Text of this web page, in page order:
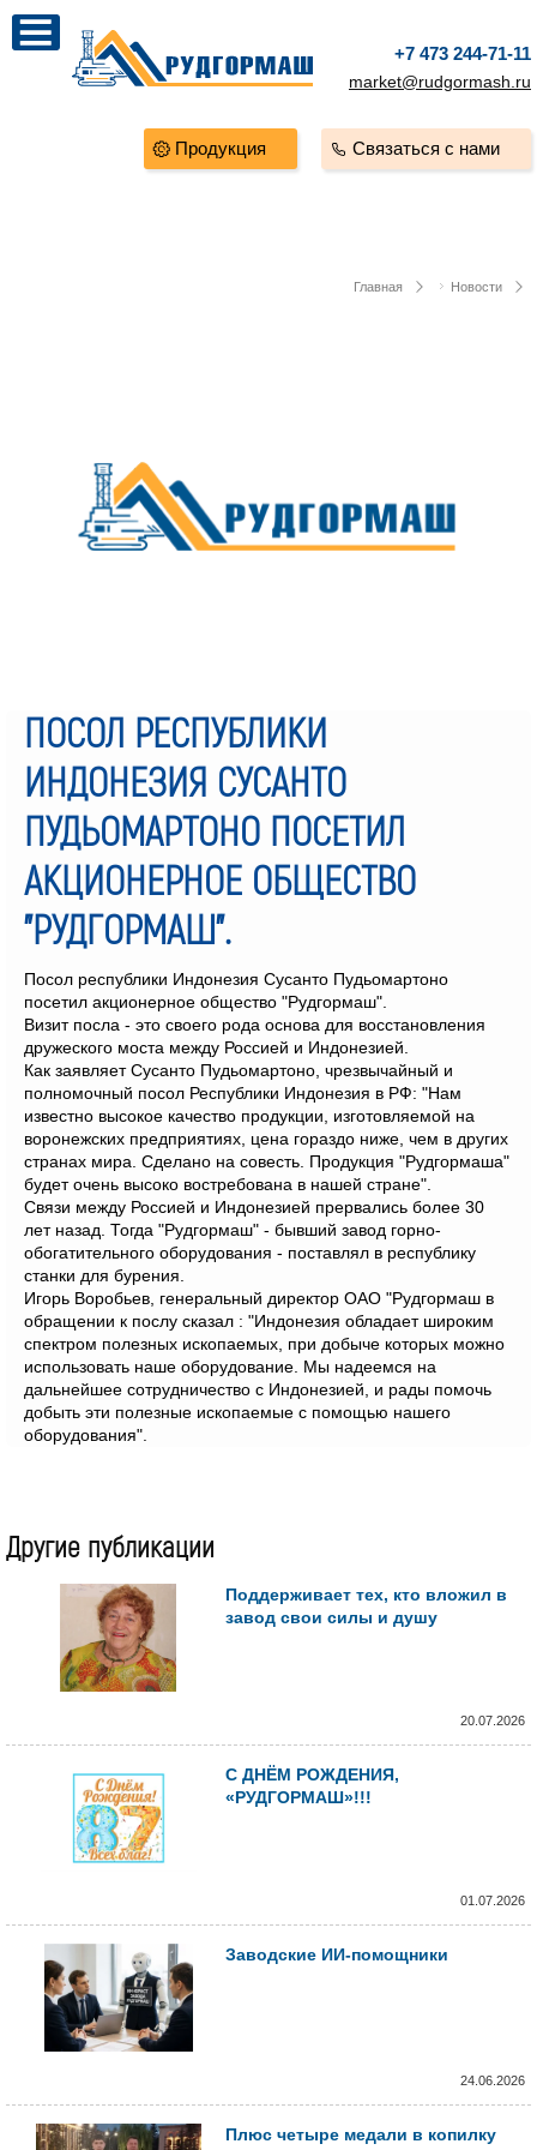
+7 473 244-71-11
market@rudgormash.ru
Связаться с нами
Продукция
Главная Новости
ПОСОЛ РЕСПУБЛИКИ
ИНДОНЕЗИЯ СУСАНТО
ПУДЬОМАРТОНО ПОСЕТИЛ
АКЦИОНЕРНОЕ ОБЩЕСТВО
"РУДГОРМАШ".
Посол республики Индонезия Сусанто Пудьомартоно
посетил акционерное общество "Рудгормаш".
Визит посла - это своего рода основа для восстановления
дружеского моста между Россией и Индонезией.
Как заявляет Сусанто Пудьомартоно, чрезвычайный и
полномочный посол Республики Индонезия в РФ: "Нам
известно высокое качество продукции, изготовляемой на
воронежских предприятиях, цена гораздо ниже, чем в других
странах мира. Сделано на совесть. Продукция "Рудгормаша"
будет очень высоко востребована в нашей стране".
Связи между Россией и Индонезией прервались более 30
лет назад. Тогда "Рудгормаш" - бывший завод горно-
обогатительного оборудования - поставлял в республику
станки для бурения.
Игорь Воробьев, генеральный директор ОАО "Рудгормаш в
обращении к послу сказал : "Индонезия обладает широким
спектром полезных ископаемых, при добыче которых можно
использовать наше оборудование. Мы надеемся на
дальнейшее сотрудничество с Индонезией, и рады помочь
добыть эти полезные ископаемые с помощью нашего
оборудования".
Другие публикации
Поддерживает тех, кто вложил в
завод свои силы и душу
20.07.2026
С ДНЁМ РОЖДЕНИЯ,
«РУДГОРМАШ»!!!
01.07.2026
Заводские ИИ-помощники
24.06.2026
Плюс четыре медали в копилку